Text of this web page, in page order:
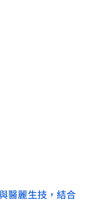
醫麗生技，結合